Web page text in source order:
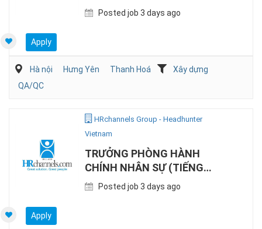
Posted job 3 days ago
Apply
Hà nội Hưng Yên Thanh Hoá
Xây dựng
QA/QC
HRchannels Group - Headhunter
Vietnam
TRƯỞNG PHÒNG HÀNH
CHÍNH NHÂN SỰ (TIẾNG
NHẬT, SẢN XUẤT)
Posted job 3 days ago
Apply